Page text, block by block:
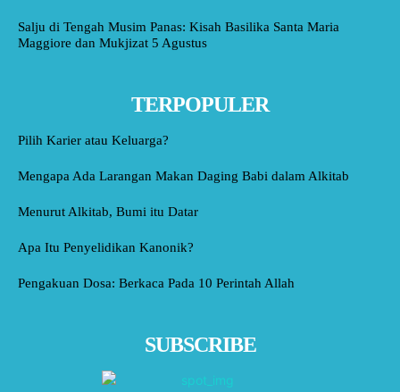
Salju di Tengah Musim Panas: Kisah Basilika Santa Maria
Maggiore dan Mukjizat 5 Agustus
TERPOPULER
Pilih Karier atau Keluarga?
Mengapa Ada Larangan Makan Daging Babi dalam Alkitab
Menurut Alkitab, Bumi itu Datar
Apa Itu Penyelidikan Kanonik?
Pengakuan Dosa: Berkaca Pada 10 Perintah Allah
SUBSCRIBE